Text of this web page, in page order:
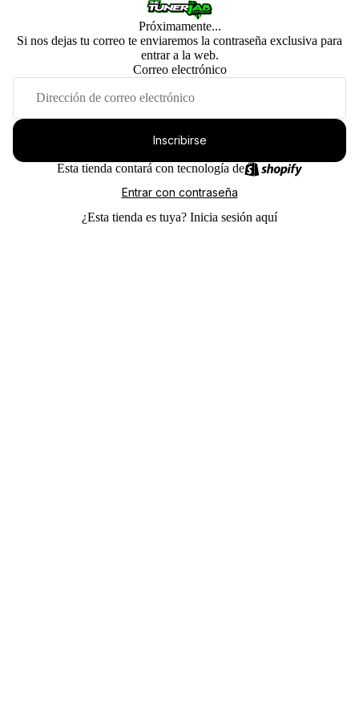
Próximamente...
Si nos dejas tu correo te enviaremos la contraseña exclusiva para
entrar a la web.
Correo electrónico
Inscribirse
Esta tienda contará con tecnología de
Entrar con contraseña
¿Esta tienda es tuya? Inicia sesión aquí